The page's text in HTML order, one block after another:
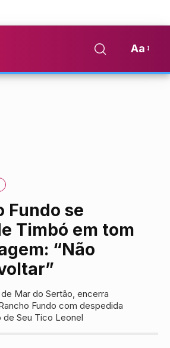
Aa
Fundo se
Timbó em tom
“Não
Mar do Sertão, encerra
Fundo com despedida
Seu Tico Leonel